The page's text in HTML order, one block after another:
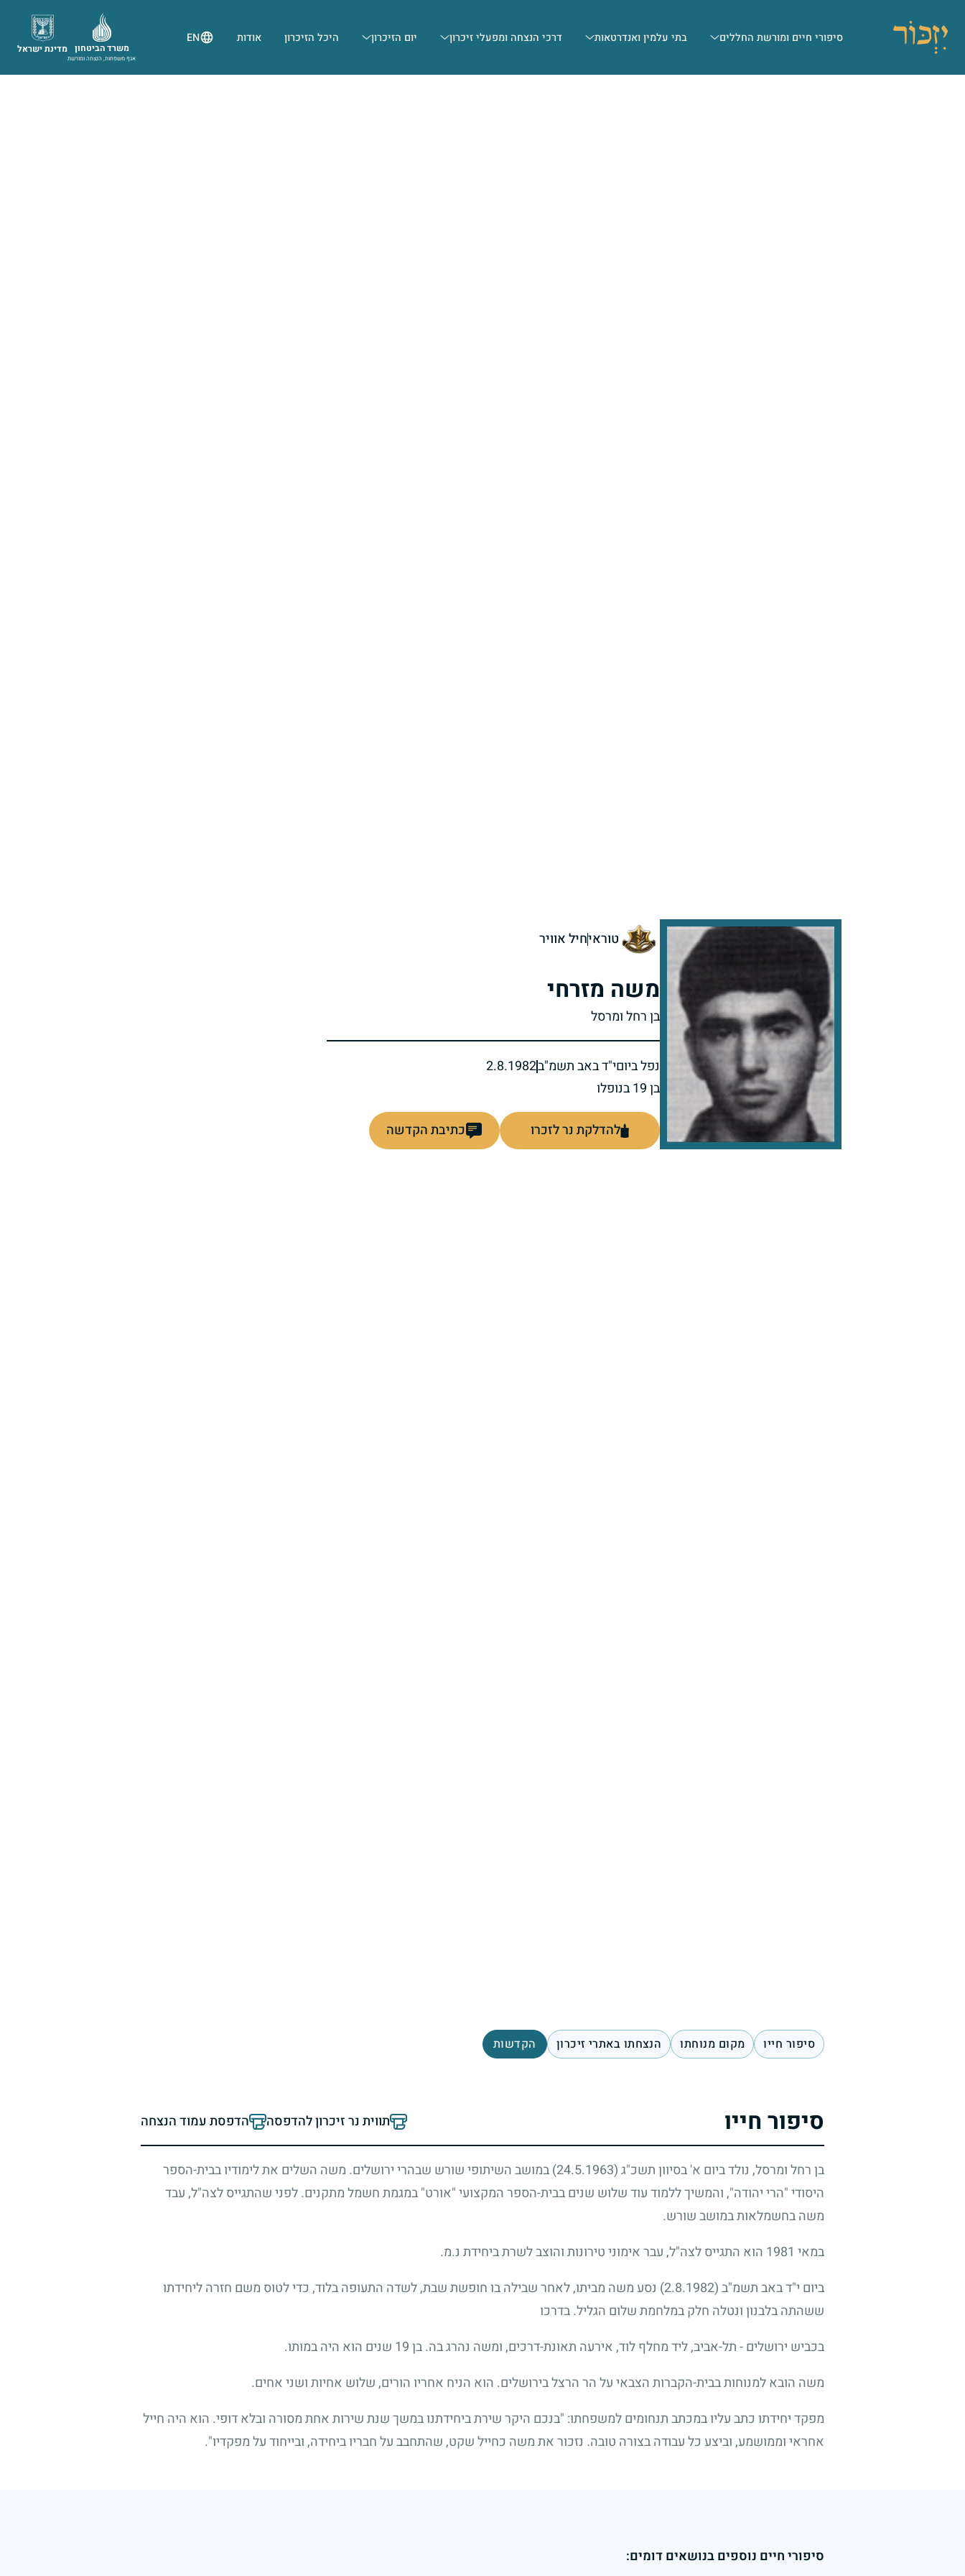
סיפורי חיים ומורשת החללים בתי עלמין ואנדרטאות דרכי הנצחה ומפעלי זיכרון יום הזיכרון היכל הזיכרון אודות EN
מדינת ישראל משרד הביטחון
אגף משפחות, הנצחה ומורשת
טוראיחיל אוויר
משה מזרחי
בן רחל ומרסל
נפל ביוםי"ד באב תשמ"ב2.8.1982
בן 19 בנופלו
להדלקת נר לזכרו כתיבת הקדשה
סיפור חייו מקום מנוחתו הנצחתו באתרי זיכרון הקדשות
סיפור חייו תווית נר זיכרון להדפסה הדפסת עמוד הנצחה
בן רחל ומרסל, נולד ביום א' בסיוון תשכ"ג(24.5.1963)
במושב השיתופי שורש שבהרי ירושלים. משה השלים את לימודיו בבית-הספר
היסודי "הרי יהודה", והמשיך ללמוד עוד שלוש שנים בבית-הספר המקצועי "אורט" במגמת חשמל מתקנים. לפני שהתגייס לצה"ל, עבד
משה בחשמלאות במושב שורש.
במאי 1981 הוא התגייס לצה"ל, עבר אימוני טירונות והוצב לשרת ביחידת נ.מ.
ביום י"ד באב תשמ"ב(2.8.1982)
נסע משה מביתו, לאחר שבילה בו חופשת שבת, לשדה התעופה בלוד, כדי לטוס משם חזרה ליחידתו
ששהתה בלבנון ונטלה חלק במלחמת שלום הגליל. בדרכו
בכביש ירושלים-תל-אביב, ליד מחלף לוד, אירעה תאונת-דרכים, ומשה נהרג בה. בן19 שנים הוא היה במותו.
משה הובא למנוחות בבית-הקברות הצבאי על הר הרצל בירושלים. הוא הניח אחריו הורים, שלוש אחיות ושני אחים.
מפקד יחידתו כתב עליו במכתב תנחומים למשפחתו: "בנכם היקר שירת ביחידתנו במשך שנת שירות אחת מסורה ובלא דופי. הוא היה חייל
אחראי וממושמע, וביצע כל עבודה בצורה טובה. נזכור את משה כחייל שקט, שהתחבב על חבריו ביחידה, ובייחוד על מפקדיו".
סיפורי חיים נוספים בנושאים דומים: